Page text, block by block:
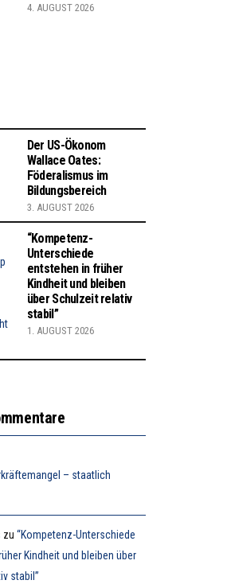
4. AUGUST 2026
Der US-Ökonom
Wallace Oates:
Föderalismus im
Bildungsbereich
3. AUGUST 2026
“Kompetenz-
Unterschiede
entstehen in früher
Kindheit und bleiben
über Schulzeit relativ
stabil”
1. AUGUST 2026
– staatlich
zu“Kompetenz-Unterschiede
Kindheit und bleiben über
stabil”